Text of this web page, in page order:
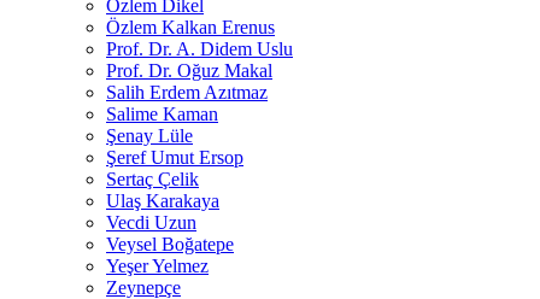
Özlem Dikel
Özlem Kalkan Erenus
Prof. Dr. A. Didem Uslu
Prof. Dr. Oğuz Makal
Salih Erdem Azıtmaz
Salime Kaman
Şenay Lüle
Şeref Umut Ersop
Sertaç Çelik
Ulaş Karakaya
Vecdi Uzun
Veysel Boğatepe
Yeşer Yelmez
Zeynepçe